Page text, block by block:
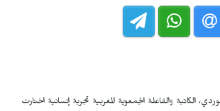
الكاتبة والفاعلة الجمعوية المغربية تجربة إنسانية اختارت